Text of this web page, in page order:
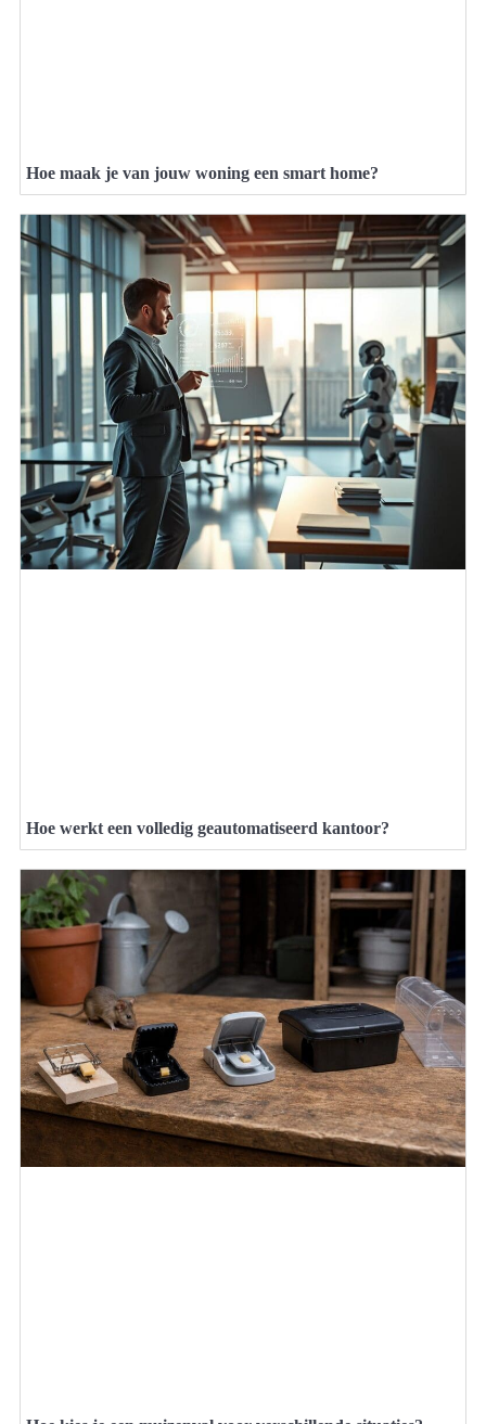
Hoe maak je van jouw woning een smart home?
Hoe werkt een volledig geautomatiseerd kantoor?